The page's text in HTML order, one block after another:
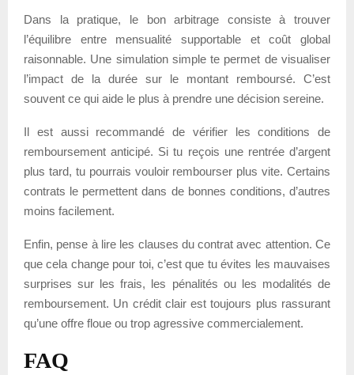
Dans la pratique, le bon arbitrage consiste à trouver
l’équilibre entre mensualité supportable et coût global
raisonnable. Une simulation simple te permet de visualiser
l’impact de la durée sur le montant remboursé. C’est
souvent ce qui aide le plus à prendre une décision sereine.
Il est aussi recommandé de vérifier les conditions de
remboursement anticipé. Si tu reçois une rentrée d’argent
plus tard, tu pourrais vouloir rembourser plus vite. Certains
contrats le permettent dans de bonnes conditions, d’autres
moins facilement.
Enfin, pense à lire les clauses du contrat avec attention. Ce
que cela change pour toi, c’est que tu évites les mauvaises
surprises sur les frais, les pénalités ou les modalités de
remboursement. Un crédit clair est toujours plus rassurant
qu’une offre floue ou trop agressive commercialement.
FAQ